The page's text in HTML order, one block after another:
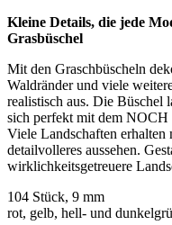
Kleine Details, die jede
Grasbüschel
Mit den Graschbüscheln
Waldränder und viele
realistisch aus. Die Büschel
sich perfekt mit dem NOCH
Viele Landschaften
detailvolleres aussehen.
wirklichkeitsgetreuere
104 Stück, 9 mm
rot, gelb, hell- und